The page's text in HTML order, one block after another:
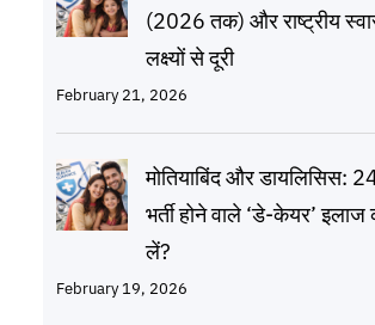
(2026 तक) और राष्ट्रीय
लक्ष्यों से दूरी
February 21, 2026
मोतियाबिंद और डायलिसिस:
भर्ती होने वाले ‘डे-केयर’
लें?
February 19, 2026